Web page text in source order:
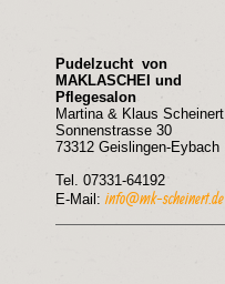
Pudelzucht von
MAKLASCHEI und
Pflegesalon
Martina & Klaus Scheinert
Sonnenstrasse 30
73312 Geislingen-Eybach
Tel. 07331-64192
E-Mail: info@mk-scheinert.de